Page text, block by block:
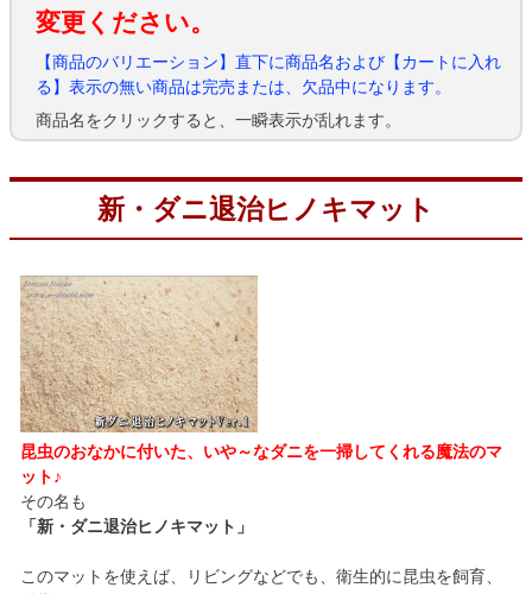
変更ください。
【商品のバリエーション】直下に商品名および【カートに入れ
る】表示の無い商品は完売または、欠品中になります。
商品名をクリックすると、一瞬表示が乱れます。
新・ダニ退治ヒノキマット
昆虫のおなかに付いた、いや～なダニを一掃してくれる魔法のマ
ット♪
その名も
「新・ダニ退治ヒノキマット」
このマットを使えば、リビングなどでも、衛生的に昆虫を飼育、